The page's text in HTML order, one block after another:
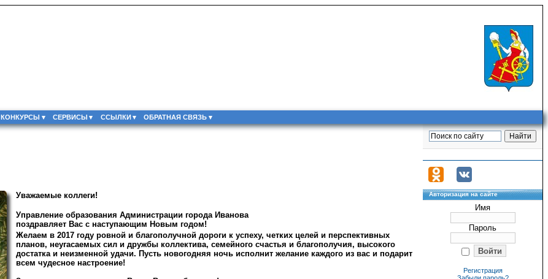
КОНКУРСЫ СЕРВИСЫ ССЫЛКИ ОБРАТНАЯ СВЯЗЬ
Уважаемые коллеги!
Управление образования Администрации города Иванова
поздравляет Вас с наступающим Новым годом!
Желаем в 2017 году ровной и благополучной дороги к успеху, четких целей и перспективных
планов, неугасаемых сил и дружбы коллектива, семейного счастья и благополучия, высокого
достатка и неизменной удачи. Пусть новогодняя ночь исполнит желание каждого из вас и подарит
всем чудесное настроение!
Авторизация на сайте
Имя
Пароль
Регистрация
Забыли пароль?